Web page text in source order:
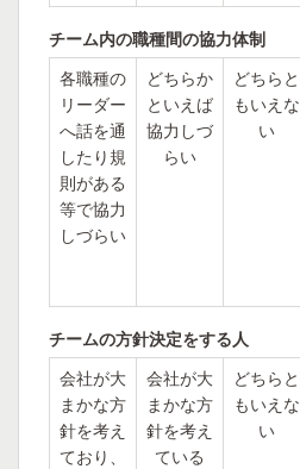
チーム内の職種間の協力体制
各職種の
リーダー
へ話を通
したり規
則がある
等で協力
しづらい
どちらか
といえば
協力しづ
らい
どちらと
もいえな
い
チームの方針決定をする人
会社が大
まかな方
針を考え
ており、
会社が大
まかな方
針を考え
ている
どちらと
もいえな
い